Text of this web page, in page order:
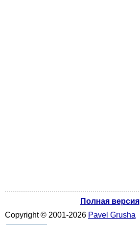
Полная версия
Copyright © 2001-2026 Pavel Grusha